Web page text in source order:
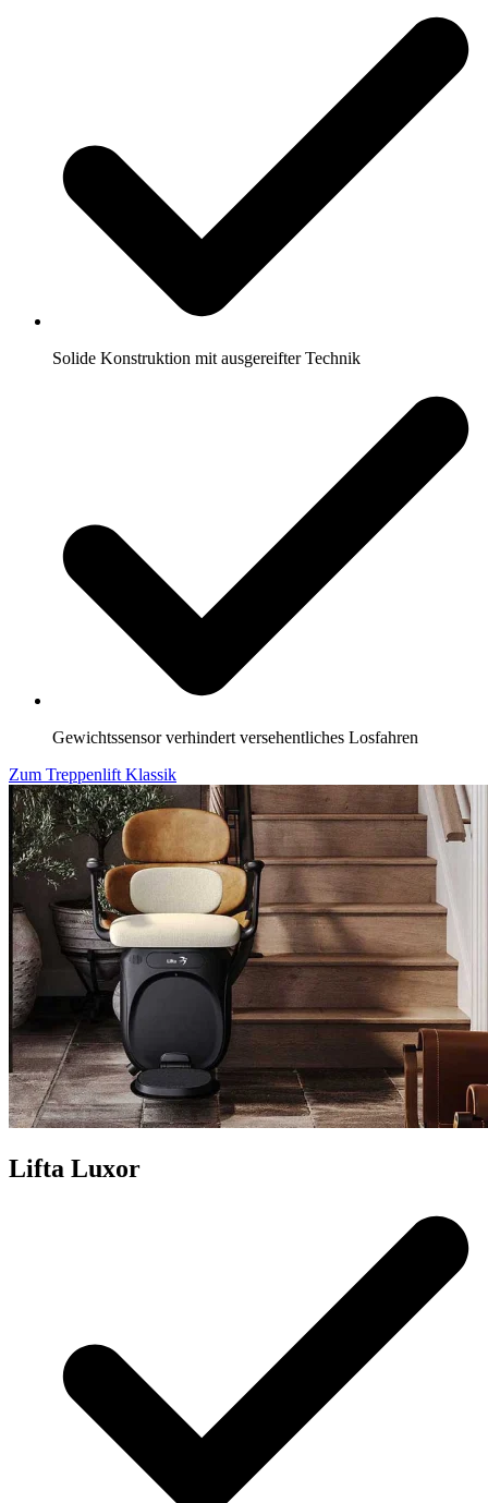
Solide Konstruktion mit ausgereifter Technik
Gewichtssensor verhindert versehentliches Losfahren
Zum Treppenlift Klassik
Lifta Luxor